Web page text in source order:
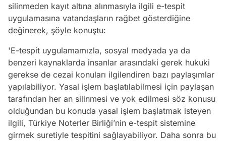
silinmeden kayıt altına alınmasıyla ilgili e-tespit
uygulamasına vatandaşların rağbet gösterdiğine
değinerek, şöyle konuştu:
'E-tespit uygulamamızla, sosyal medyada ya da
benzeri kaynaklarda insanlar arasındaki gerek hukuki
gerekse de cezai konuları ilgilendiren bazı paylaşımlar
yapılabiliyor. Yasal işlem başlatılabilmesi için paylaşan
tarafından her an silinmesi ve yok edilmesi söz konusu
olduğundan bu konuda yasal işlem başlatmak isteyen
ilgili, Türkiye Noterler Birliği’nin e-tespit sistemine
girmek suretiyle tespitini sağlayabiliyor. Daha sonra bu